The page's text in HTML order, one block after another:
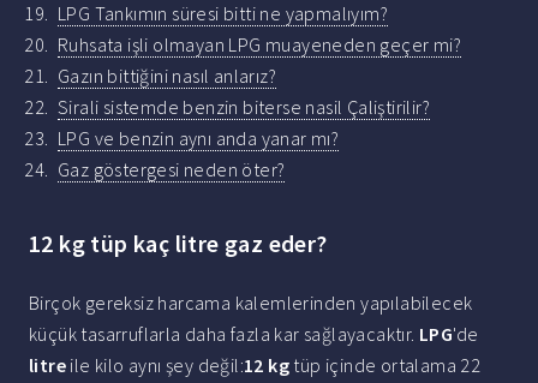
LPG Tankımın süresi bitti ne yapmalıyım?
Ruhsata işli olmayan LPG muayeneden geçer mi?
Gazın bittiğini nasıl anlarız?
Sirali sistemde benzin biterse nasil Çaliştirilir?
LPG ve benzin aynı anda yanar mı?
Gaz göstergesi neden öter?
12 kg tüp kaç litre gaz eder?
Birçok gereksiz harcama kalemlerinden yapılabilecek
küçük tasarruflarla daha fazla kar sağlayacaktır. LPG'de
litre ile kilo aynı şey değil:12 kg tüp içinde ortalama 22